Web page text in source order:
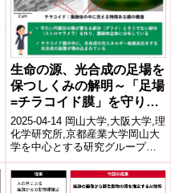
生命の源、光合成の足場を
保つしくみの解明～「足場
=チラコイド膜」を守り植
物を高温に強くする～
2025-04-14 岡山大学,大阪大学,理
化学研究所,京都産業大学岡山大
学を中心とする研究グループ
は、光合成の主要な反応が行わ
れる「チラコイド膜」の構造維
持に...